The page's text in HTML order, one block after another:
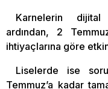
Karnelerin dijital
ardından, 2
ihtiyaçlarına göre
Liselerde ise
Temmuz’a kadar